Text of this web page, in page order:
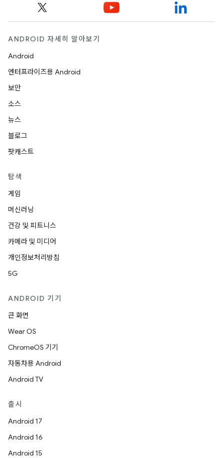
ANDROID 자세히 알아보기
Android
엔터프라이즈용 Android
보안
소스
뉴스
블로그
팟캐스트
탐색
게임
머신러닝
건강 및 피트니스
카메라 및 미디어
개인정보처리방침
5G
ANDROID 기기
큰 화면
Wear OS
ChromeOS 기기
자동차용 Android
Android TV
출시
Android 17
Android 16
Android 15